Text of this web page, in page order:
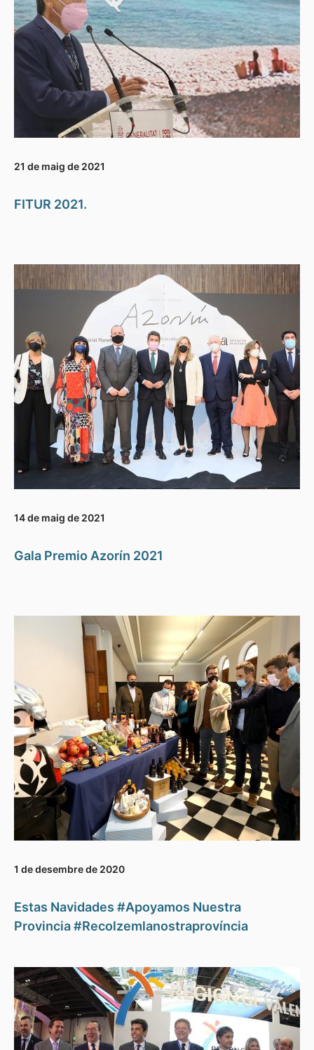
21 de maig de 2021
FITUR 2021.
14 de maig de 2021
Gala Premio Azorín 2021
1 de desembre de 2020
Estas Navidades #Apoyamos Nuestra
Provincia #Recolzemlanostraprovíncia